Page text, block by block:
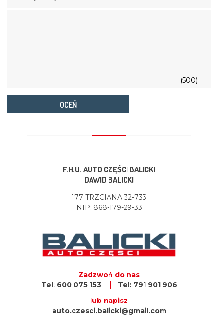
(500)
OCEŃ
F.H.U. AUTO CZĘŚCI BALICKI
DAWID BALICKI
177 TRZCIANA 32-733
NIP: 868-179-29-33
Zadzwoń do nas
Tel: 600 075 153
Tel: 791 901 906
lub napisz
auto.czesci.balicki@gmail.com